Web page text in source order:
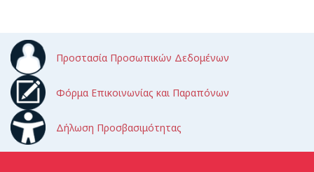
Προστασία Προσωπικών Δεδομένων
Φόρμα Επικοινωνίας και Παραπόνων
Δήλωση Προσβασιμότητας